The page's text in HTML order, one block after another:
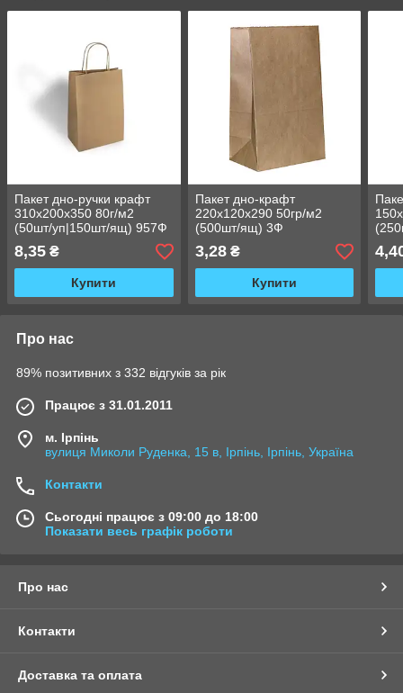
Пакет дно-ручки крафт
310х200х350 80г/м2
(50шт/уп|150шт/ящ) 957Ф
8,35 ₴
Купити
Пакет дно-крафт
220х120х290 50гр/м2
(500шт/ящ) 3Ф
3,28₴
Купити
Про нас
89% позитивних з 332 відгуків за рік
Працює з 31.01.2011
м. Ірпінь
вулиця Миколи Руденка, 15 в, Ірпінь, Ірпінь, Україна
Контакти
Сьогодні працює з 09:00 до 18:00
Показати весь графік роботи
Про нас
Контакти
Доставка та оплата